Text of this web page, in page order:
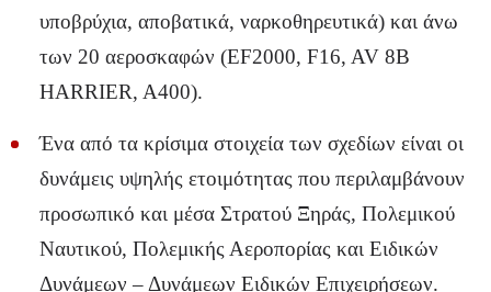
υποβρύχια, αποβατικά, ναρκοθηρευτικά) και άνω
των 20 αεροσκαφών (EF2000, F16, AV 8B
HARRIER, A400).
Ένα από τα κρίσιμα στοιχεία των σχεδίων είναι οι
δυνάμεις υψηλής ετοιμότητας που περιλαμβάνουν
προσωπικό και μέσα Στρατού Ξηράς, Πολεμικού
Ναυτικού, Πολεμικής Αεροπορίας και Ειδικών
Δυνάμεων – Δυνάμεων Ειδικών Επιχειρήσεων.